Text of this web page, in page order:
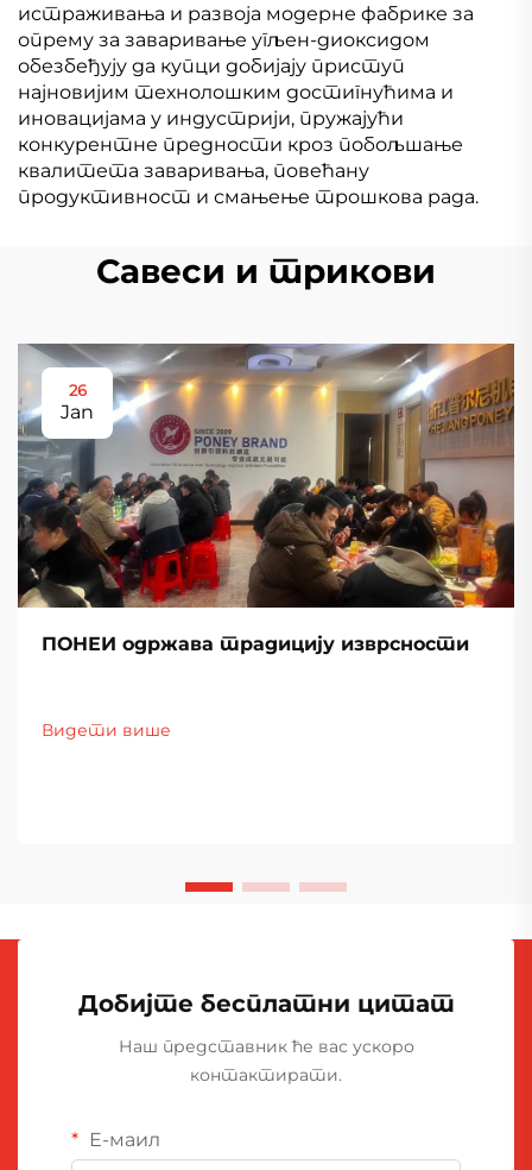
истраживања и развоја модерне фабрике за
опрему за заваривање угљен-диоксидом
обезбеђују да купци добијају приступ
најновијим технолошким достигнућима и
иновацијама у индустрији, пружајући
конкурентне предности кроз побољшање
квалитета заваривања, повећану
продуктивност и смањење трошкова рада.
Савеси и трикови
26
Jan
ПОНЕИ одржава традицију изврсности
Видети више
Добијте бесплатни цитат
Наш представник ће вас ускоро
контактирати.
Е-маил